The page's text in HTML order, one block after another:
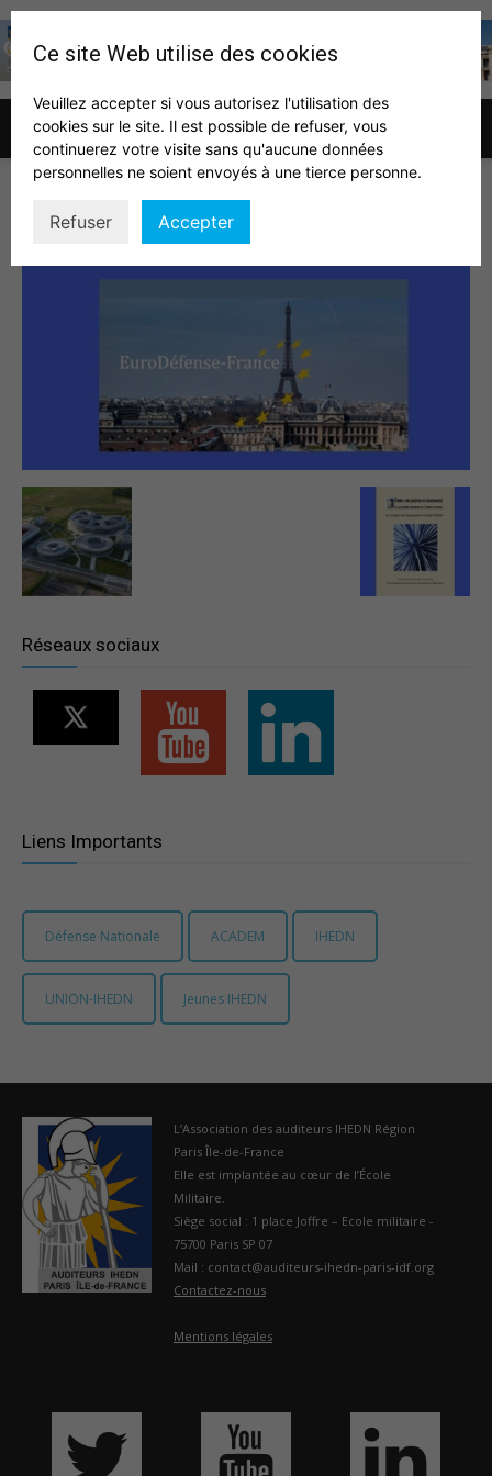
Association
IHEDN
Paris
France
amarzit
Réseaux sociaux
Liens Importants
Défense Nationale ACADEM IHEDN
UNION-IHEDN Jeunes IHEDN
L’Association des auditeurs IHEDN Région
Paris Île-de-France
Elle est implantée au cœur de l’École
Militaire.
Siège social : 1 place Joffre – Ecole militaire -
75700 Paris SP 07
Mail : contact@auditeurs-ihedn-paris-idf.org
Contactez-nous
Mentions légales
Ce site Web utilise des cookies
Veuillez accepter si vous autorisez l'utilisation des
cookies sur le site. Il est possible de refuser, vous
continuerez votre visite sans qu'aucune données
personnelles ne soient envoyés à une tierce personne.
Refuser Accepter